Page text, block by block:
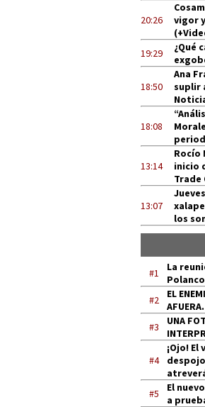
20:26
vigor
19:29
¿Qué
18:50
Ana
suplir
18:08
13:14
Rocío
inicio
Trade
13:07
los
#1
La
Polanco
#2
EL
#3
UNA
#4
¡Ojo!
#5
El
a